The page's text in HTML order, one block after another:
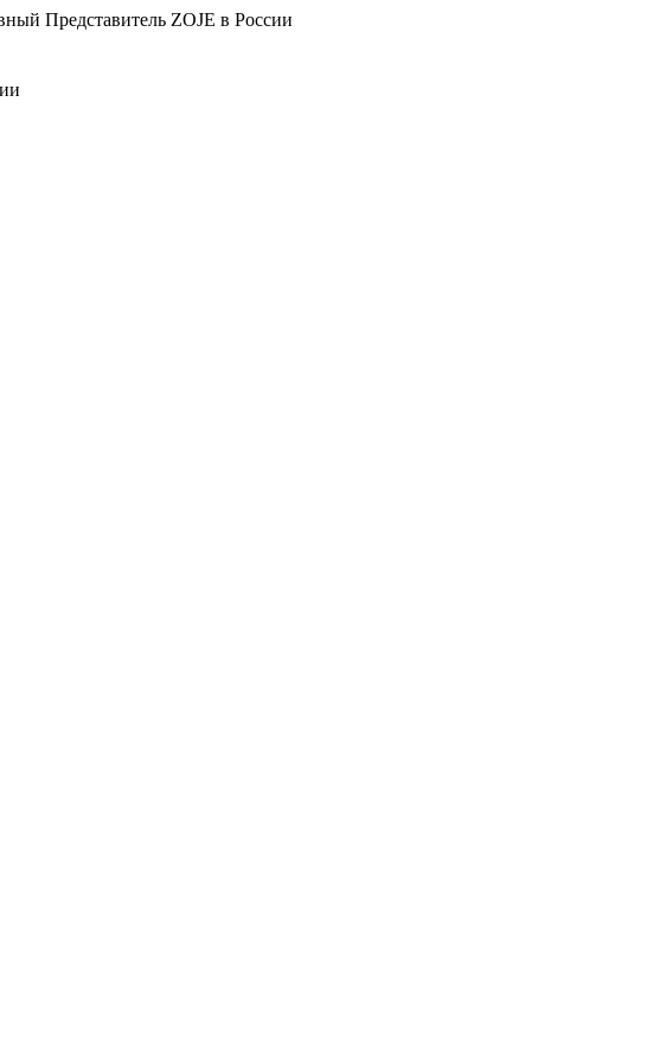
Представитель ZOJE в России